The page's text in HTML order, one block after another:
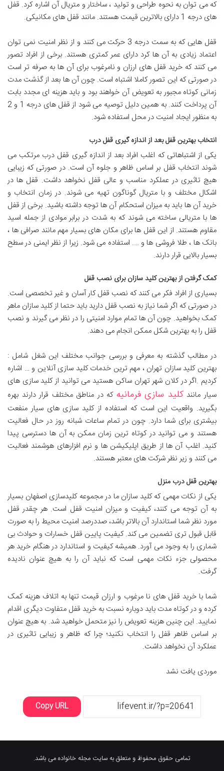
که می توان به نحوه طراحی و تولید ، ساختار و متریال آن اشاره کرد. قفل
های درجه 1 دارای بالاترین قیمت هستند. مانند قفل های مکانیکی.
قفل هایی که به سمت درجه 3 حرکت می کنند و از نظر امنیت نمی توان
اعتماد زیادی به آن ها کرد دارای عمر کمتری هستند. برخی از افراد تصور
می کنند که خرید قفل های ارزان و نامرغوب برای آن ها به صرفه تر است
در صورتی که این تصور کاملا اشتباه است. چون آن ها بعد از گذشت مدت
زمانی کوتاه مجبور به تعویض آن خواهند بود و باید هزینه ای مجدد بابت
آن پرداخت کنند. به همین دلیل توصیه می شود از قفل های درجه 1 و 2
به منظور ایجاد امنیت در محل استفاده شود.
انتخاب بهترین قفل بعد از اندازه گیری قفل درب
یکی از اشتباهاتی که اغلب افراد بعد از اندازه گیری قفل درب مرتکب می
شوند انتخاب قفل بر اساس ظاهر و جلوه آن است. در صورتی که زیبایی
هیچ تاثیری در عملکرد مناسب و عالی قفل نخواهد داشت. قفل ها در
اشکال مختلف و با متریال گوناگون تهیه می شوند. در زمان انتخاب و
خرید آن ها باید به میزان استحکام آن ها توجه داشته باشید. برخی از قفل
ها با متریالی ساخته می شوند که به شدت در برابر موادی از جمله اسید
مقاوم هستند. از این قفل ها برای مکان های بسیار مهم مانند صرافی ها ،
بانک ها ، طلا فروشی ها و …. استفاده می شود. زیرا از نظر ایمنی در سطح
بسیار بالایی قرار دارند.
کمک گرفتن از بهترین کلید سازان برای نصب قفل
بسیاری از افراد فکر می کنند که نصب قفل کار آسان و غیر تخصصی است.
در صورتی که اگر شما نیاز به نصب قفل دارید باید حتما از کلید سازان ماهر
کمک بخواهید. چون آن ها تمام موارد امنیتی را در نظر می گیرند و نصب
قفل را به بهترین شکل ممکن انجام می دهند.
در مطالب گذشته به معرفی و بررسی جوانب مختلف این شغل شامل :
بهترین کلید سازان تهران ، مهم ترین خدمات کلید سازی آنلاین و … اشاره
کردیم .اگر در کلان شهر تهران ساکن هستید می توانید از کلید سازی های
سیار مانندکلید سازی فرمانیه که در مناطق مختلف قرار دارند بهره
بگیرید. واقعیت این است که استفاده از کلید سازی های سیار منفعت
بیشتری برای شما دارد. چون در تمام ساعات شبانه روز در حال فعالیت
هستند و می توانید در کوتاه ترین زمان ممکن به آن ها دسترسی پیدا
کنید. اغلب آن ها از طریق اپلیکیشن ها و نرم افزارهای هوشمند فعالیت
می کنند و زیر نظر شرکت های معتبر هستند.
بهترین قفل درب منزل
یکی از نکات مهمی که کلید سازان ما در مجموعه کلیدسازی اصفهان بسیار
به آن توجه می کنند، کیفیت و میزان امنیت قفل است. هر چقدر قفل
مورد نظر شما استاندارد آن بالاتر باشد، صددرصد امنیت محیط را به صورت
قابل قبول تری تضمین می کند. کیفیت پایین قفل خسارات و حوادث بی
شماری را به وجود می آورد. همیشه کیفیت و استاندارد در هنگام خرید هر
محصولی جزء نکات مهمی است که نباید آن را به هیچ عنوان نادیده
گرفت.
شما با خرید قفل های نا مرغوب و ارزان قیمت تنها به اتلاف هزینه کمک
کرده و در کوتاه مدت باید دوباره نسبت به خرید قفل متفاوت دیگری اقدام
نمایید. این چنین هزینه تعویض را نیز متحمل خواهید شد. به هیچ عنوان
بر اساس ظاهر قفل را انتخاب نکنید؛ چرا که ظاهر و زیبایی تاثیری در
عملکرد آن نخواهد داشت.
موردی یافت نشد
Copy URL
تمامی حقوق محفوظ و متعلق به سایت مجله خانواده می باشد.